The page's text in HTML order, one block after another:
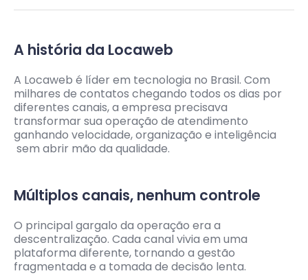
A história da Locaweb
A Locaweb é líder em tecnologia no Brasil. Com
milhares de contatos chegando todos os dias por
diferentes canais, a empresa precisava
transformar sua operação de atendimento
ganhando velocidade, organização e inteligência
sem abrir mão da qualidade.
Múltiplos canais, nenhum controle
O principal gargalo da operação era a
descentralização. Cada canal vivia em uma
plataforma diferente, tornando a gestão
fragmentada e a tomada de decisão lenta.